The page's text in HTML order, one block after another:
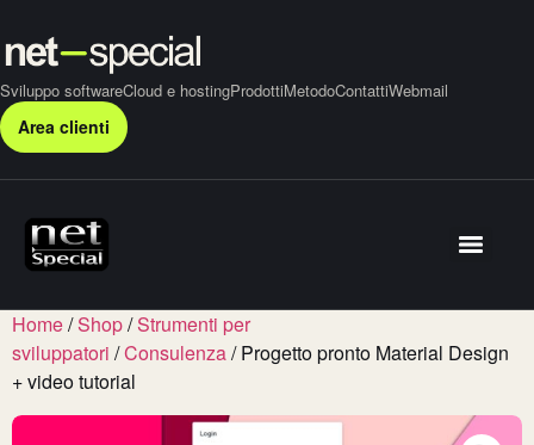
Sviluppo softwareCloud e hostingProdottiMetodoContattiWebmail
Area clienti
Home/Shop/Strumenti per
sviluppatori /Consulenza/ Progetto pronto Material Design
+ video tutorial